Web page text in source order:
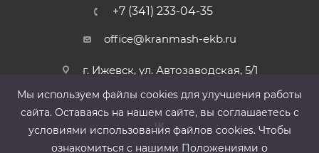
+7 (341) 233-04-35
office@kranmash-ekb.ru
г. Ижевск, ул. Автозаводская, 5/1
Мы используем файлы cооkies для улучшения работы
сайта. Оставаясь на нашем сайте, вы соглашаетесь с
условиями использования файлов cооkies. Чтобы
ознакомиться с нашими Положениями о